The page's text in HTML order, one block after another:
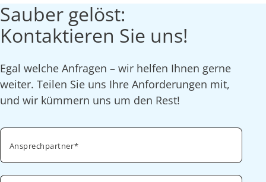
Sauber gelöst:
Kontaktieren Sie uns!
Egal welche Anfragen – wir helfen Ihnen gerne
weiter. Teilen Sie uns Ihre Anforderungen mit,
und wir kümmern uns um den Rest!
Ansprechpartner